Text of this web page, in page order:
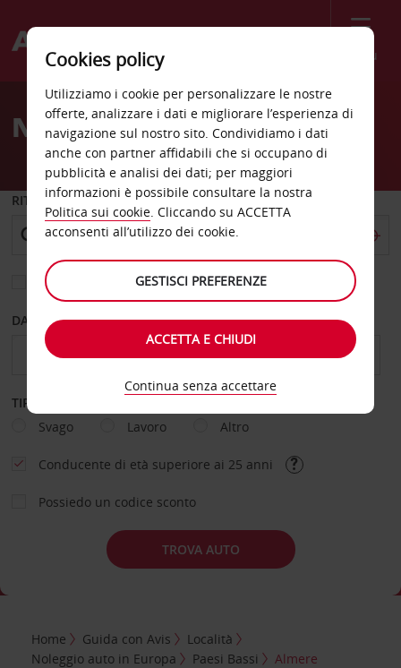
Menù
Welcome
AvisNoleggio auto Almere
RITIRO DA
Scegli una località di riconsegna diversa
DAL GIORNO AL GIORNO
TIPOLOGIA DI NOLEGGIO
Svago
Lavoro Altro
Conducente di età superiore ai 25 anni
Possiedo un codice sconto
TROVA AUTO
Home Guida con Avis
Località
Noleggio auto in Europa
Paesi Bassi Almere
Cookies policy
Utilizziamo i cookie per personalizzare le nostre
offerte, analizzare i dati e migliorare l’esperienza di
navigazione sul nostro sito. Condividiamo i dati
anche con partner affidabili che si occupano di
pubblicità e analisi dei dati; per maggiori
informazioni è possibile consultare la nostra
Politica sui cookie. Cliccando su ACCETTA
acconsenti all’utilizzo dei cookie.
GESTISCI PREFERENZE
ACCETTA E CHIUDI
Continua senza accettare